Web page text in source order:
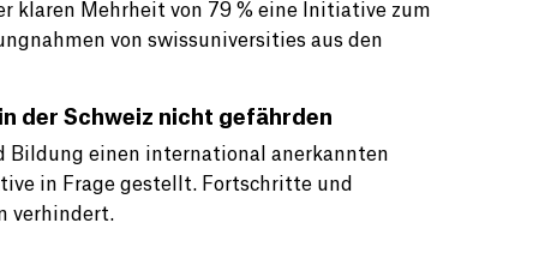
klaren Mehrheit von 79 % eine Initiative zum
von swissuniversities aus den
der Schweiz nicht gefährden
Bildung einen international anerkannten
in Frage gestellt. Fortschritte und
verhindert.